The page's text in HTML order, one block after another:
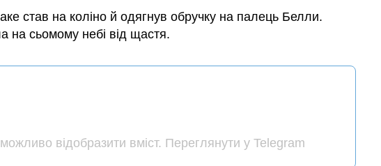
став на коліно й одягнув обручку на палець Белли.
на сьомому небі від щастя.
відобразити вміст. Переглянути у Telegram